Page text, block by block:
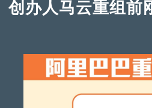
创办人马云重组前